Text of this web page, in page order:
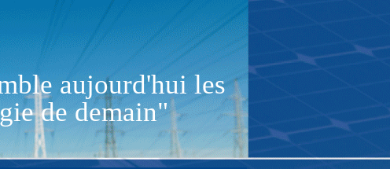
aujourd'hui les
de demain"